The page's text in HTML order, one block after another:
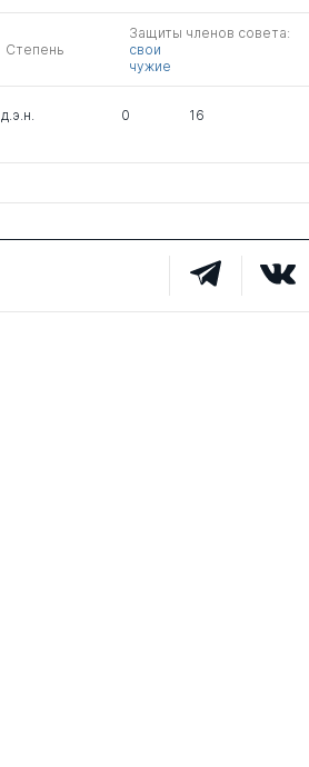
Степень
Защиты членов совета:
свои
чужие
д.э.н. 0 16